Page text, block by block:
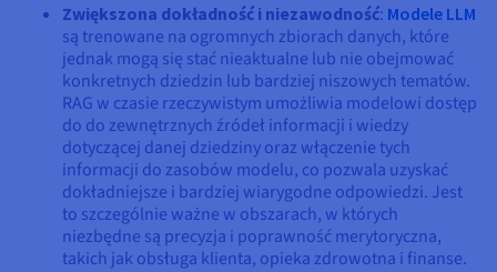
Zwiększona dokładność i niezawodność: Modele LLM
są trenowane na ogromnych zbiorach danych, które
jednak mogą się stać nieaktualne lub nie obejmować
konkretnych dziedzin lub bardziej niszowych tematów.
RAG w czasie rzeczywistym umożliwia modelowi dostęp
do do zewnętrznych źródeł informacji i wiedzy
dotyczącej danej dziedziny oraz włączenie tych
informacji do zasobów modelu, co pozwala uzyskać
dokładniejsze i bardziej wiarygodne odpowiedzi. Jest
to szczególnie ważne w obszarach, w których
niezbędne są precyzja i poprawność merytoryczna,
takich jak obsługa klienta, opieka zdrowotna i finanse.